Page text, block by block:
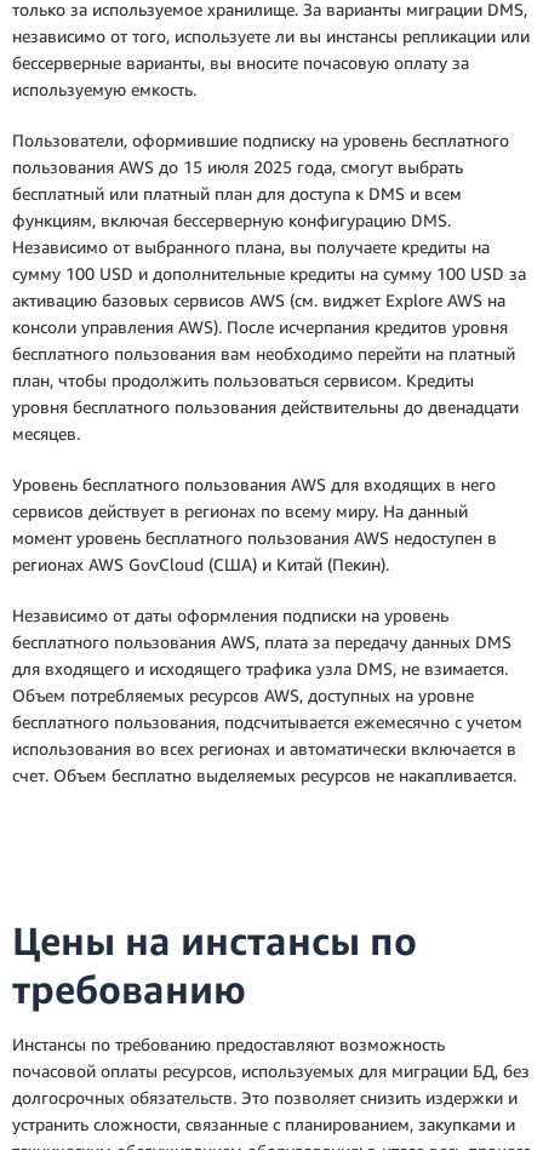
только за используемое хранилище. За варианты миграции DMS,
независимо от того, используете ли вы инстансы репликации или
бессерверные варианты, вы вносите почасовую оплату за
используемую емкость.
Пользователи, оформившие подписку на уровень бесплатного
пользования AWS до 15 июля 2025 года, смогут выбрать
бесплатный или платный план для доступа к DMS и всем
функциям, включая бессерверную конфигурацию DMS.
Независимо от выбранного плана, вы получаете кредиты на
сумму 100 USD и дополнительные кредиты на сумму 100 USD за
активацию базовых сервисов AWS (см. виджет Explore AWS на
консоли управления AWS). После исчерпания кредитов уровня
бесплатного пользования вам необходимо перейти на платный
план, чтобы продолжить пользоваться сервисом. Кредиты
уровня бесплатного пользования действительны до двенадцати
месяцев.
Уровень бесплатного пользования AWS для входящих в него
сервисов действует в регионах по всему миру. На данный
момент уровень бесплатного пользования AWS недоступен в
регионах AWS GovCloud (США) и Китай (Пекин).
Независимо от даты оформления подписки на уровень
бесплатного пользования AWS, плата за передачу данных DMS
для входящего и исходящего трафика узла DMS, не взимается.
Объем потребляемых ресурсов AWS, доступных на уровне
бесплатного пользования, подсчитывается ежемесячно с учетом
использования во всех регионах и автоматически включается в
счет. Объем бесплатно выделяемых ресурсов не накапливается.
Цены на инстансы по
требованию
Инстансы по требованию предоставляют возможность
почасовой оплаты ресурсов, используемых для миграции БД, без
долгосрочных обязательств. Это позволяет снизить издержки и
устранить сложности, связанные с планированием, закупками и